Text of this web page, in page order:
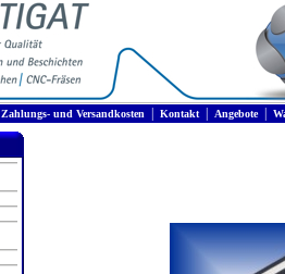
Zahlungs- und Versandkosten Kontakt| Angebote|